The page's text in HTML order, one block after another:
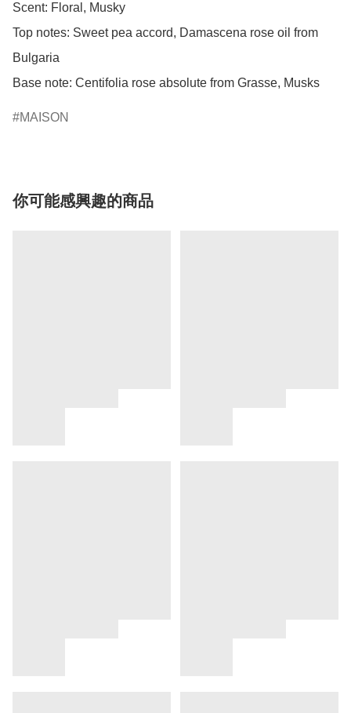
Scent: Floral, Musky
Top notes: Sweet pea accord, Damascena rose oil from
Bulgaria
Base note: Centifolia rose absolute from Grasse, Musks
MAISON
你可能感興趣的商品